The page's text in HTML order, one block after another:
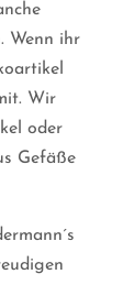
Wenn ihr
Wir
oder
Gefäße